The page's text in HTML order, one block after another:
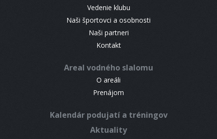
Vedenie klubu
Naši športovci a osobnosti
Naši partneri
Kontakt
Areal vodného slalomu
O areáli
Prenájom
Kalendár podujatí a tréningov
Aktuality